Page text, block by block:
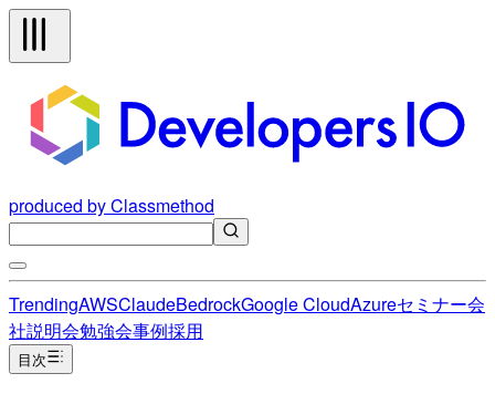
produced by Classmethod
TrendingAWSClaudeBedrockGoogle CloudAzureセミナー会
社説明会勉強会事例採用
目次